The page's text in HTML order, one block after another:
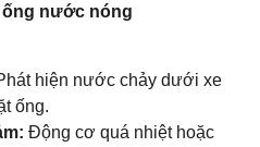
ống nước nóng
hiện nước chảy dưới xe
ống.
Động cơ quá nhiệt hoặc